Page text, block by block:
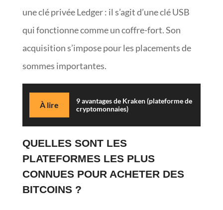
une clé privée Ledger : il s’agit d’une clé USB
qui fonctionne comme un coffre-fort. Son
acquisition s’impose pour les placements de
sommes importantes.
À lire
9 avantages de Kraken (plateforme de
cryptomonnaies)
QUELLES SONT LES
PLATEFORMES LES PLUS
CONNUES POUR ACHETER DES
BITCOINS ?